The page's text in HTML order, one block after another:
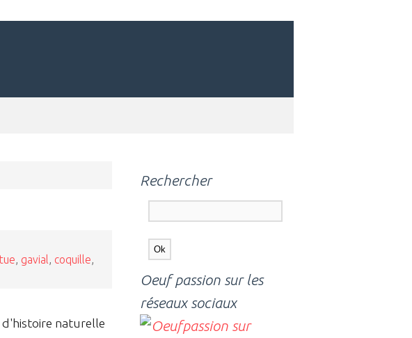
gavial coquille
naturelle
Rechercher
Oeuf passion sur les
réseaux sociaux